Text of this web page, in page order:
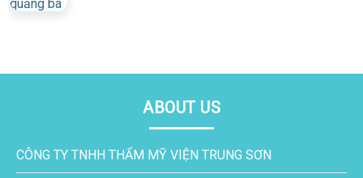
ABOUT US
CÔNG TY TNHH THẨM MỸ VIỆN TRUNG SƠN